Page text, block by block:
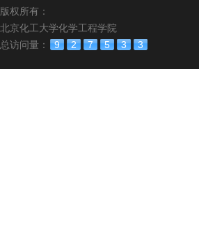
版权所有：
北京化工大学化学工程学院
总访问量：
9 2 7 5 3 3